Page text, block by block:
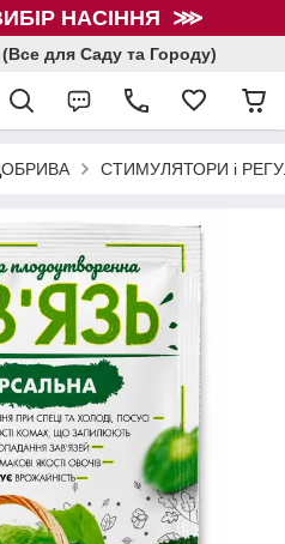
НАСІННЯ ⋙
для Саду та Городу)
СТИМУЛЯТОРИ і